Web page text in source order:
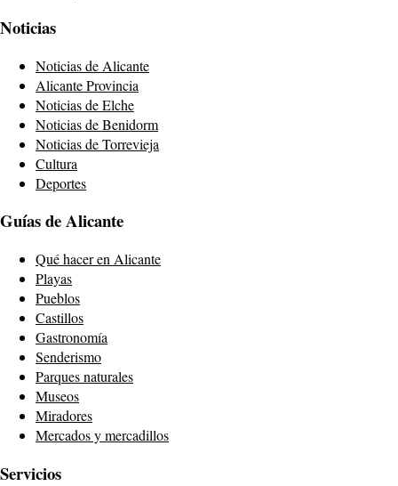
Noticias
Noticias de Alicante
Alicante Provincia
Noticias de Elche
Noticias de Benidorm
Noticias de Torrevieja
Cultura
Deportes
Guías de Alicante
Qué hacer en Alicante
Playas
Pueblos
Castillos
Gastronomía
Senderismo
Parques naturales
Museos
Miradores
Mercados y mercadillos
Servicios